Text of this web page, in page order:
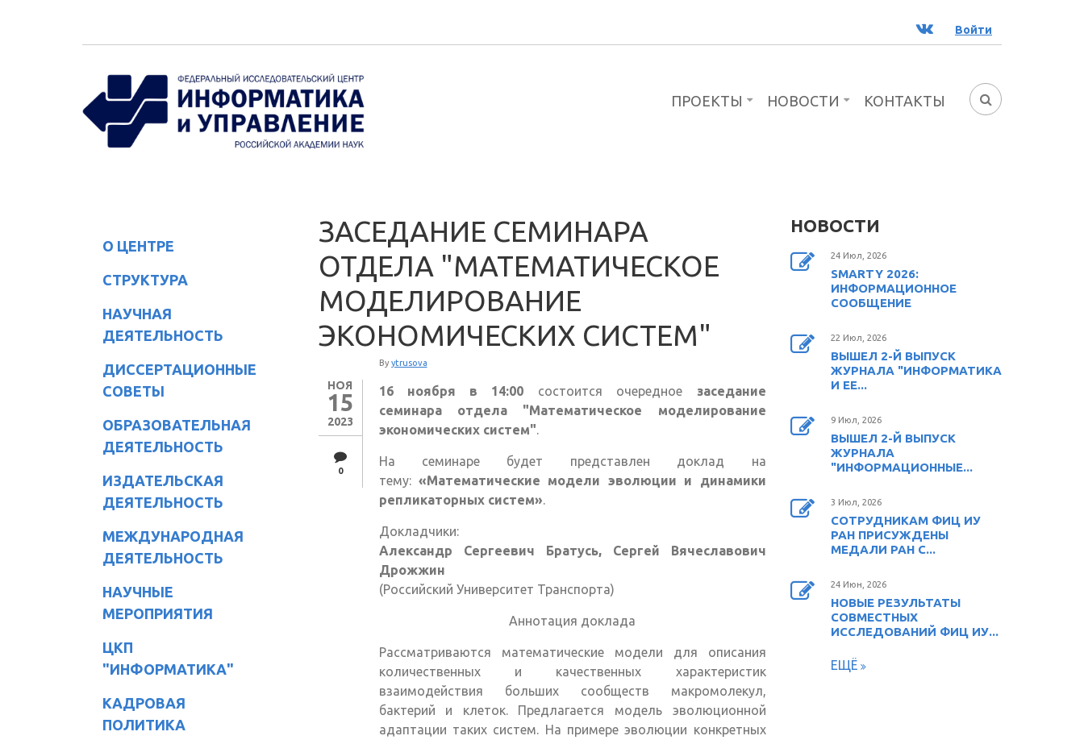
ВК Войти
ФОРМА
ПРОЕКТЫ НОВОСТИ КОНТАКТЫ
О ЦЕНТРЕ
СТРУКТУРА
НАУЧНАЯ
ДЕЯТЕЛЬНОСТЬ
ДИССЕРТАЦИОННЫЕ
СОВЕТЫ
ОБРАЗОВАТЕЛЬНАЯ
ДЕЯТЕЛЬНОСТЬ
ИЗДАТЕЛЬСКАЯ
ДЕЯТЕЛЬНОСТЬ
МЕЖДУНАРОДНАЯ
ДЕЯТЕЛЬНОСТЬ
НАУЧНЫЕ
МЕРОПРИЯТИЯ
ЦКП
"ИНФОРМАТИКА"
КАДРОВАЯ
ПОЛИТИКА
ЗАСЕДАНИЕ СЕМИНАРА
ОТДЕЛА "МАТЕМАТИЧЕСКОЕ
МОДЕЛИРОВАНИЕ
ЭКОНОМИЧЕСКИХ СИСТЕМ"
НОЯ
15
2023
0
By ytrusova
16 ноября в 14:00 состоится очередное заседание
семинара отдела "Математическое моделирование
экономических систем".
На семинаре будет представлен доклад на
тему: «Математические модели эволюции и динамики
репликаторных систем».
Докладчики:
Александр Сергеевич Братусь, Сергей Вячеславович
Дрожжин
(Российский Университет Транспорта)
Аннотация доклада
Рассматриваются математические модели для описания
количественных и качественных характеристик
взаимодействия больших сообществ макромолекул,
бактерий и клеток. Предлагается модель эволюционной
адаптации таких систем. На примере эволюции конкретных
НОВОСТИ
24 Июл, 2026
SMARTY 2026:
ИНФОРМАЦИОННОЕ
СООБЩЕНИЕ
22 Июл, 2026
ВЫШЕЛ 2-Й ВЫПУСК
ЖУРНАЛА "ИНФОРМАТИКА
И ЕЕ...
9 Июл, 2026
ВЫШЕЛ 2-Й ВЫПУСК
ЖУРНАЛА
"ИНФОРМАЦИОННЫЕ...
3 Июл, 2026
СОТРУДНИКАМ ФИЦ ИУ
РАН ПРИСУЖДЕНЫ
МЕДАЛИ РАН С...
24 Июн, 2026
НОВЫЕ РЕЗУЛЬТАТЫ
СОВМЕСТНЫХ
ИССЛЕДОВАНИЙ ФИЦ ИУ...
ЕЩЁ